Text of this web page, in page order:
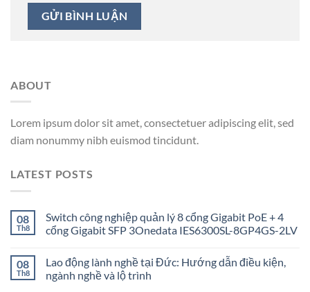
ABOUT
Lorem ipsum dolor sit amet, consectetuer adipiscing elit, sed
diam nonummy nibh euismod tincidunt.
LATEST POSTS
08
Th8
Switch công nghiệp quản lý 8 cổng Gigabit PoE + 4
cổng Gigabit SFP 3Onedata IES6300SL-8GP4GS-2LV
08
Th8
Lao động lành nghề tại Đức: Hướng dẫn điều kiện,
ngành nghề và lộ trình